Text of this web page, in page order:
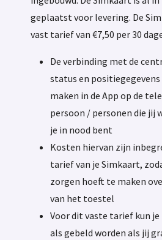
geplaatst voor levering. De
vast tarief van €7,50 per 30
De verbinding met de
status en
maken in de App op de
persoon / personen die jij
je in nood bent
Kosten hiervan zijn
tarief van je Simkaart,
zorgen hoeft te maken
van het toestel
Voor dit vaste tarief kun
als gebeld worden als jij